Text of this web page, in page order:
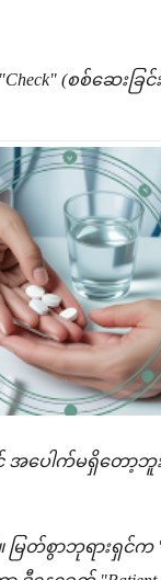
(စစ်ဆေးခ
ပေါက်မရှိတော့ဘူး
စွာဘုရားရှင်က "